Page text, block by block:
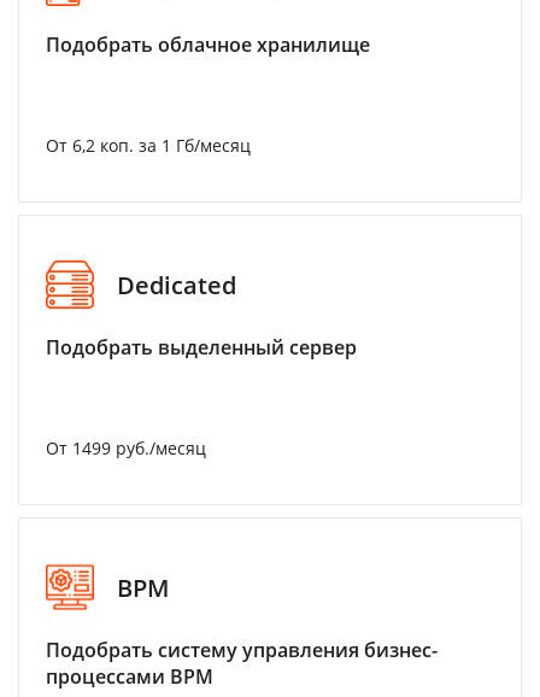
Подобрать облачное хранилище
От 6,2 коп. за 1 Гб/месяц
Dedicated
Подобрать выделенный сервер
От 1499 руб./месяц
BPM
Подобрать систему управления бизнес-
процессами BPM